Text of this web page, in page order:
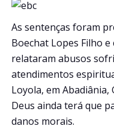
As sentenças foram
Boechat Lopes Filho
relataram abusos
atendimentos
Loyola, em Abadiânia,
Deus ainda terá que
danos morais.